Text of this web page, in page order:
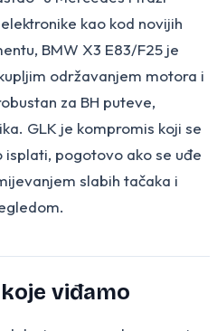
kao kod novijih
BMW X3 E83/F25 je
održavanjem motora i
za BH puteve,
GLK je kompromis koji se
isplati, pogotovo ako se uđe
slabih tačaka i
viđamo